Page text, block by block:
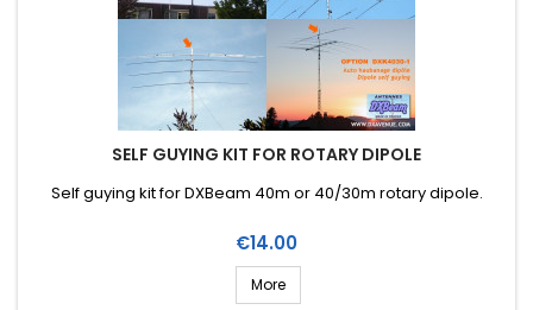
SELF GUYING KIT FOR ROTARY DIPOLE
Self guying kit for DXBeam 40m or 40/30m rotary dipole.
Price
€14.00
More